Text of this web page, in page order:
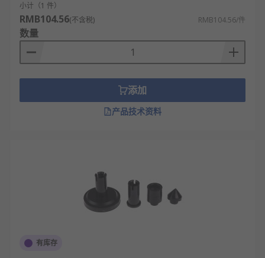
小计（1 件）
RMB104.56(不含税) RMB104.56/件
数量
添加
产品技术资料
有库存